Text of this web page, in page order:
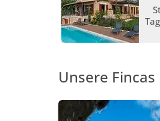
Unsere